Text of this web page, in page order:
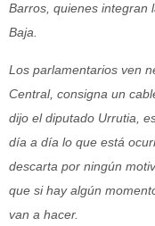
Barros, quienes integran
Baja.
Los parlamentarios ven
Central, consigna un
dijo el diputado Urrutia,
día a día lo que está
descarta por ningún
que si hay algún
van a hacer.